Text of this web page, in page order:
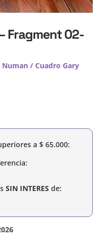
Fragment 02-
Numan / Cuadro Gary
a $ 65.000:
SIN INTERES de: